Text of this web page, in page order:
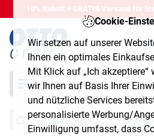
Cookie-
Wir setzen auf unserer
Ihnen ein optimales
Mit Klick auf „Ich akzeptiere“
wir Ihnen auf Basis Ihrer
und nützliche Services
personalisierte Werbung/
Einwilligung umfasst, dass
10% Rabatt + GRATIS Versand für
Suche
Bürotechnik